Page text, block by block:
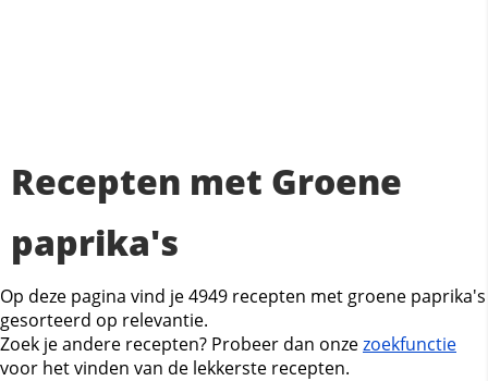
Recepten met Groene
paprika's
Op deze pagina vind je 4949 recepten met groene paprika's
gesorteerd op relevantie.
Zoek je andere recepten? Probeer dan onzezoekfunctie
voor het vinden van de lekkerste recepten.